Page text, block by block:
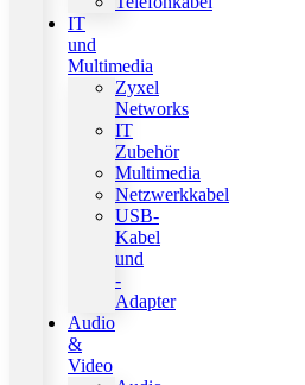
IT
und
Multimedia
Zyxel
Networks
IT
Zubehör
Multimedia
Netzwerkkabel
USB-
Kabel
und
-
Adapter
Audio
&
Video